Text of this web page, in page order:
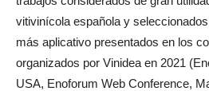
vitivinícola española y
más aplicativo presentados en los
organizados por Vinidea en 2021
USA, Enoforum Web Conference,